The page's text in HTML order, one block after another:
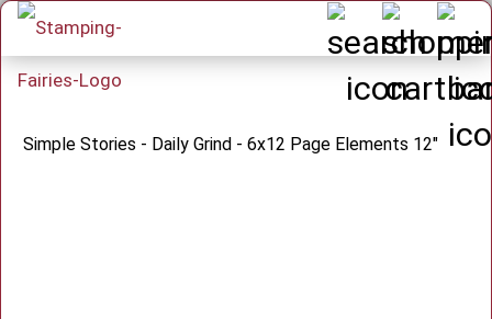
Simple Stories - Daily Grind - 6x12 Page Elements 12"